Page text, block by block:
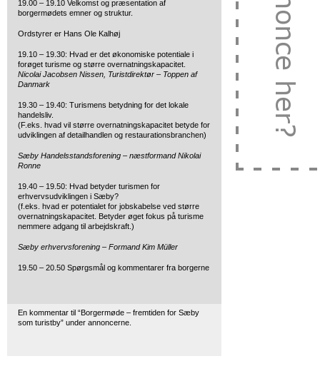
19.00 – 19.10 Velkomst og præsentation af
borgermødets emner og struktur.
Ordstyrer er Hans Ole Kalhøj
19.10 – 19.30: Hvad er det økonomiske potentiale i
forøget turisme og større overnatningskapacitet.
Nicolai Jacobsen Nissen, Turistdirektør – Toppen af
Danmark
19.30 – 19.40: Turismens betydning for det lokale
handelsliv.
(F.eks. hvad vil større overnatningskapacitet betyde for
udviklingen af detailhandlen og restaurationsbranchen)
Sæby Handelsstandsforening – næstformand Nikolai
Ronne
19.40 – 19.50: Hvad betyder turismen for
erhvervsudviklingen i Sæby?
(f.eks. hvad er potentialet for jobskabelse ved større
overnatningskapacitet. Betyder øget fokus på turisme
nemmere adgang til arbejdskraft.)
Sæby erhvervsforening – Formand Kim Müller
19.50 – 20.50 Spørgsmål og kommentarer fra borgerne
En kommentar til “Borgermøde – fremtiden for Sæby
som turistby” under annoncerne.